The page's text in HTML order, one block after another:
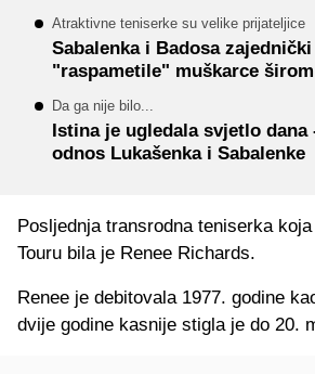
Atraktivne teniserke su velike prijateljice
Sabalenka i Badosa
"raspametile" muškarce
Da ga nije bilo...
Istina je ugledala svjetlo dana
odnos Lukašenka i Sabalenke
Posljednja transrodna teniserka
Touru bila je Renee Richards.
Renee je debitovala 1977. godine
dvije godine kasnije stigla je do 20.